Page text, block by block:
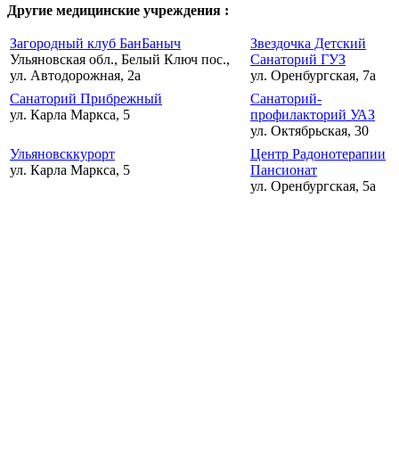
Другие медицинские учреждения :
Загородный клуб БанБаныч
Ульяновская обл., Белый Ключ пос.,
ул. Автодорожная, 2а
Звездочка Детский
Санаторий ГУЗ
ул. Оренбургская, 7а
Санаторий Прибрежный
ул. Карла Маркса, 5
Санаторий-
профилакторий УАЗ
ул. Октябрьская, 30
Ульяновсккурорт
ул. Карла Маркса, 5
Центр Радонотерапии
Пансионат
ул. Оренбургская, 5а